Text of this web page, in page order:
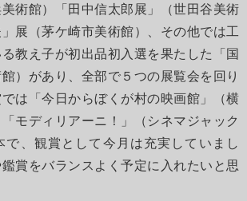
術館）「田中信太郎展」（世田谷美術
展（茅ケ崎市美術館）、その他では工
教え子が初出品初入選を果たした「国
）があり、全部で５つの展覧会を回り
は「今日からぼくが村の映画館」（横
モディリアーニ！」（シネマジャック
で、観賞として今月は充実していまし
賞をバランスよく予定に入れたいと思